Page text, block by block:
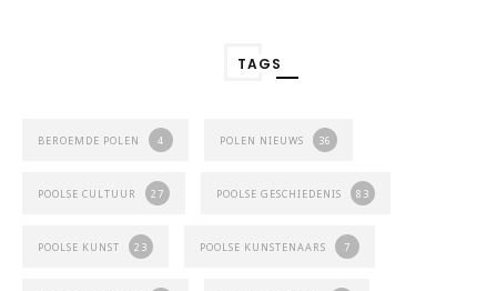
TAGS
BEROEMDE POLEN 4 POLEN NIEUWS 36
POOLSE CULTUUR 27 POOLSE GESCHIEDENIS 83
POOLSE KUNST 23 POOLSE KUNSTENAARS 7